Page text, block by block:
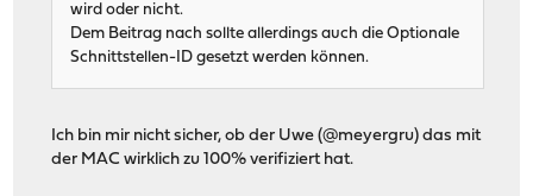
wird oder nicht.
Dem Beitrag nach sollte allerdings auch die Optionale
Schnittstellen-ID gesetzt werden können.
Ich bin mir nicht sicher, ob der Uwe (@meyergru) das mit
der MAC wirklich zu 100% verifiziert hat.